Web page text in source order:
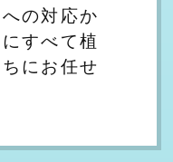
の対応か
すべて植
にお任せ